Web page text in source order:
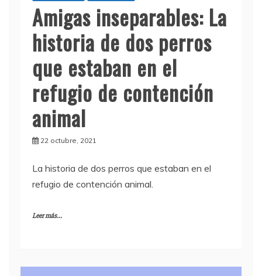
Amigas inseparables: La
historia de dos perros
que estaban en el
refugio de contención
animal
22 octubre, 2021
La historia de dos perros que estaban en el
refugio de contención animal.
Leer más...